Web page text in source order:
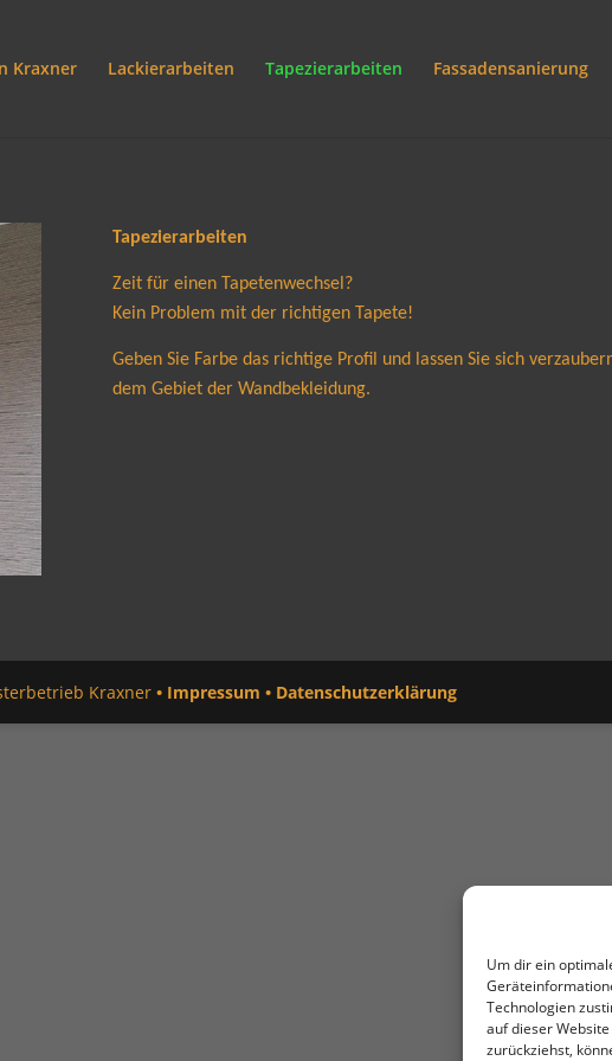
Um dir ein
Technologien
auf dieser
zurückziehst,
Kraxner Lackierarbeiten Tapezierarbeiten Fassadensanierung
Tapezierarbeiten
Zeit für einen Tapetenwechsel?
Kein Problem mit der richtigen Tapete!
Geben Sie Farbe das richtige Profil und lassen Sie sich
dem Gebiet der Wandbekleidung.
Kraxner • Impressum • Datenschutzerklärung